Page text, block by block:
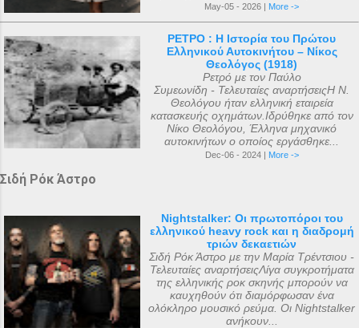
May-05 - 2026 | More ->
ΡΕΤΡΟ : Η Ιστορία του Πρώτου
Ελληνικού Αυτοκινήτου – Νίκος
Θεολόγος (1918)
Ρετρό με τον Παύλο
Συμεωνίδη - Τελευταίες αναρτήσειςΗ Ν.
Θεολόγου ήταν ελληνική εταιρεία
κατασκευής οχημάτων.Ιδρύθηκε από τον
Νίκο Θεολόγου, Έλληνα μηχανικό
αυτοκινήτων ο οποίος εργάσθηκε...
Dec-06 - 2024 | More ->
Σιδή Ρόκ Άστρο
Nightstalker: Οι πρωτοπόροι του
ελληνικού heavy rock και η διαδρομή
τριών δεκαετιών
Σιδή Ρόκ Άστρο με την Μαρία Τρέντσιου -
Τελευταίες αναρτήσειςΛίγα συγκροτήματα
της ελληνικής ροκ σκηνής μπορούν να
καυχηθούν ότι διαμόρφωσαν ένα
ολόκληρο μουσικό ρεύμα. Οι Nightstalker
ανήκουν...